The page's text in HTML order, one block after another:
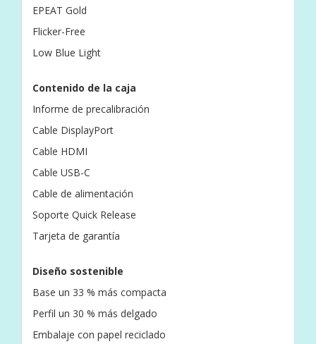
EPEAT Gold
Flicker-Free
Low Blue Light
Contenido de la caja
Informe de precalibración
Cable DisplayPort
Cable HDMI
Cable USB-C
Cable de alimentación
Soporte Quick Release
Tarjeta de garantía
Diseño sostenible
Base un 33 % más compacta
Perfil un 30 % más delgado
Embalaje con papel reciclado